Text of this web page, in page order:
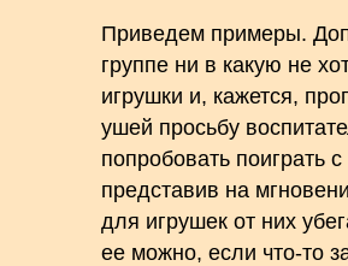
Приведем примеры.
группе ни в какую не
игрушки и, кажется,
ушей просьбу
попробовать поиграть
представив на
для игрушек от них
ее можно, если что-то